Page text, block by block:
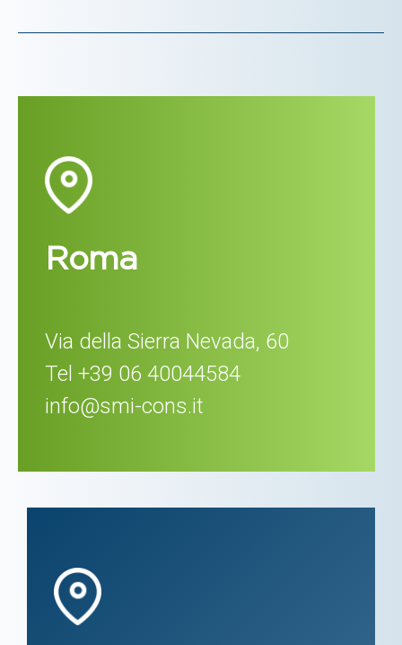
Roma
Via della Sierra Nevada, 60
Tel +39 06 40044584
info@smi-cons.it